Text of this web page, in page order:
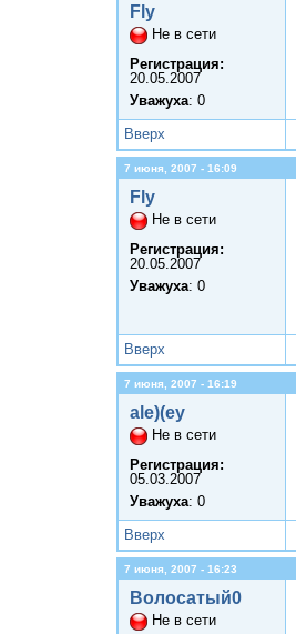
Fly
Не в сети
Регистрация:
20.05.2007
Уважуха: 0
Вверх
7 июня, 2007 - 16:09
Fly
Не в сети
Регистрация:
20.05.2007
Уважуха: 0
Вверх
7 июня, 2007 - 16:19
ale)(ey
Не в сети
Регистрация:
05.03.2007
Уважуха: 0
Вверх
7 июня, 2007 - 16:23
Волосатый0
Не в сети